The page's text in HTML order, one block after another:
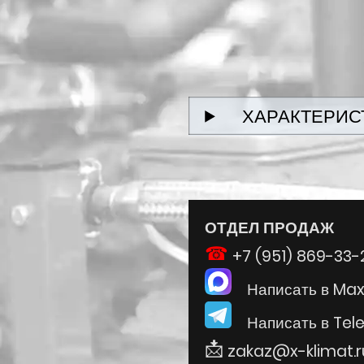
ОТДЕЛ ПРОДАЖ
+7 (951) 869-33-
Написать в Max
Написать в
zakaz@x-